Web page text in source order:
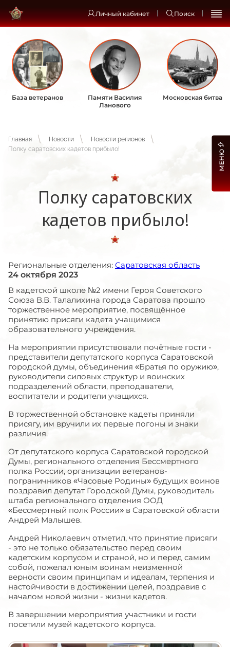
Личный кабинет Поиск
База ветеранов
Памяти Василия
Ланового
Московская битва
Главная Новости
Новости регионов
Полку саратовских кадетов прибыло!
Полку саратовских
кадетов прибыло!
Региональные отделения: Саратовская область
24 октября 2023
В кадетской школе №2 имени Героя Советского
Союза В.В. Талалихина города Саратова прошло
торжественное мероприятие, посвящённое
принятию присяги кадета учащимися
образовательного учреждения.
На мероприятии присутствовали почётные гости -
представители депутатского корпуса Саратовской
городской думы, объединения «Братья по оружию»,
руководители силовых структур и воинских
подразделений области, преподаватели,
воспитатели и родители учащихся.
В торжественной обстановке кадеты приняли
присягу, им вручили их первые погоны и знаки
различия.
От депутатского корпуса Саратовской городской
Думы, регионального отделения Бессмертного
полка России, организации ветеранов-
пограничников «Часовые Родины» будущих воинов
поздравил депутат Городской Думы, руководитель
штаба регионального отделения ООД
«Бессмертный полк России» в Саратовской области
Андрей Малышев.
Андрей Николаевич отметил, что принятие присяги
- это не только обязательство перед своим
кадетским корпусом и страной, но и перед самим
собой, пожелал юным воинам неизменной
верности своим принципам и идеалам, терпения и
настойчивости в достижении целей, поздравив с
началом новой жизни - жизни кадетов.
В завершении мероприятия участники и гости
посетили музей кадетского корпуса.
МЕНЮ